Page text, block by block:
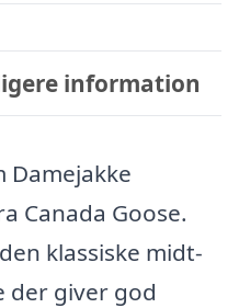
information
Damejakke
Canada Goose.
klassiske midt-
der giver god